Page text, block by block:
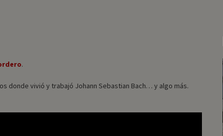
.
donde vivió y trabajó Johann Sebastian Bach… y algo más.